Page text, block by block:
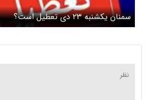
سمنان یکشنبه ۲۳ دی تعطیل است؟